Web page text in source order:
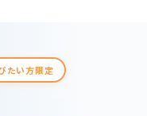
たい方限定